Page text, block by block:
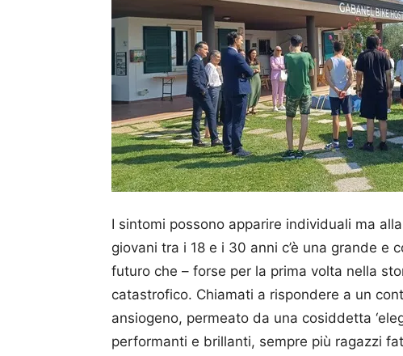
I sintomi possono apparire individuali ma
giovani tra i 18 e i 30 anni c’è una grande e
futuro che – forse per la prima volta nella
catastrofico. Chiamati a rispondere a un
ansiogeno, permeato da una cosiddetta
performanti e brillanti, sempre più ragazzi